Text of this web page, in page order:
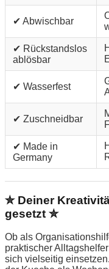
✔ Abwischbar
✔ Rückstandslos
ablösbar
✔ Wasserfest
✔ Zuschneidbar
✔ Made in
Germany
✮ Deiner
gesetzt ✮
Ob als
praktischer
sich vielseitig